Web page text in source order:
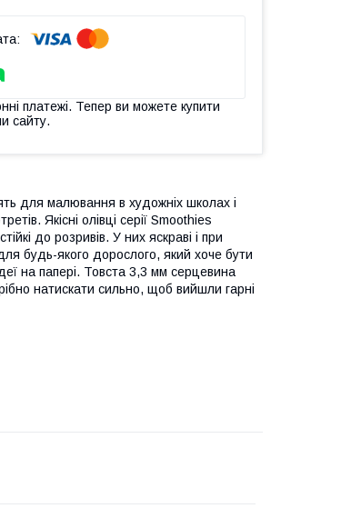
платежі. Тепер ви можете купити
сайту.
для малювання в художніх школах і
Якісні олівці серії Smoothies
до розривів. У них яскраві і при
будь-якого дорослого, який хоче бути
на папері. Товста 3,3 мм серцевина
натискати сильно, щоб вийшли гарні